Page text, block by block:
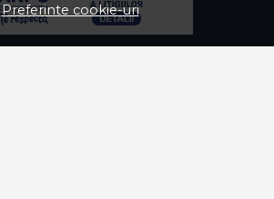
Preferinte cookie-uri